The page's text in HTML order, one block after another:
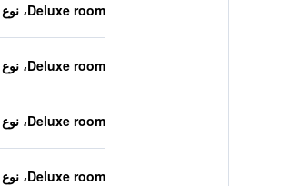
Deluxe room، نوع السرير غير معروف
Deluxe room، نوع السرير غير معروف
Deluxe room، نوع السرير غير معروف
Deluxe room، نوع السرير غير معروف